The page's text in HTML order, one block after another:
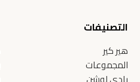
التصنيفات
هير كير
المجموعات